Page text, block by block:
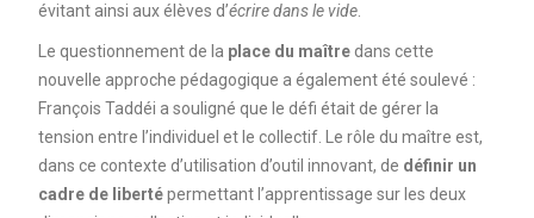
évitant ainsi aux élèves d’écrire dans le vide.
Le questionnement de la place du maîtredans cette
nouvelle approche pédagogique a également été soulevé :
François Taddéi a souligné que le défi était de gérer la
tension entre l’individuel et le collectif. Le rôle du maître est,
dans ce contexte d’utilisation d’outil innovant, de définir un
cadre de libertépermettant l’apprentissage sur les deux